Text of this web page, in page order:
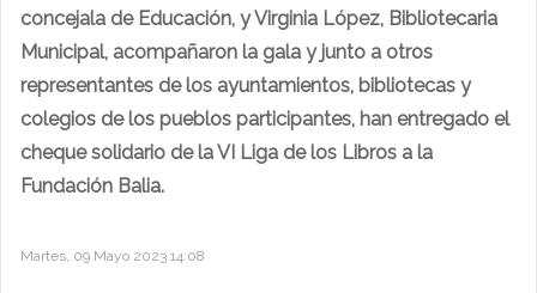
concejala de Educación, y Virginia López, Bibliotecaria
Municipal, acompañaron la gala y junto a otros
representantes de los ayuntamientos, bibliotecas y
colegios de los pueblos participantes, han entregado el
cheque solidario de la VI Liga de los Libros a la
Fundación Balia.
Martes, 09 Mayo 2023 14:08